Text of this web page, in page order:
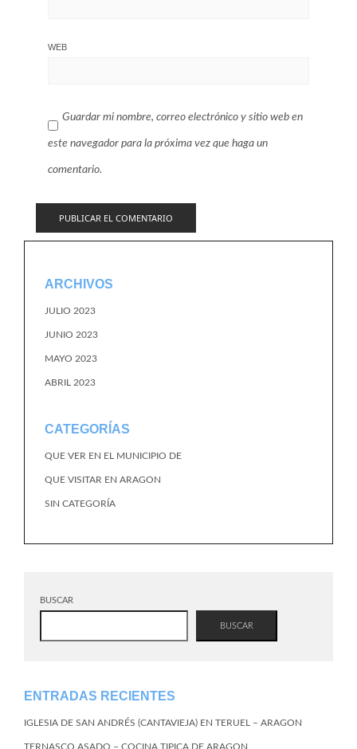
WEB
Guardar mi nombre, correo electrónico y sitio web en
este navegador para la próxima vez que haga un
comentario.
ARCHIVOS
JULIO 2023
JUNIO 2023
MAYO 2023
ABRIL 2023
CATEGORÍAS
QUE VER EN EL MUNICIPIO DE
QUE VISITAR EN ARAGON
SIN CATEGORÍA
BUSCAR
BUSCAR
ENTRADAS RECIENTES
IGLESIA DE SAN ANDRÉS (CANTAVIEJA) EN TERUEL – ARAGON
TERNASCO ASADO – COCINA TIPICA DE ARAGON